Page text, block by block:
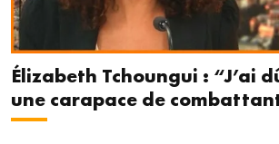
Élizabeth Tchoungui : “J’ai
une carapace de